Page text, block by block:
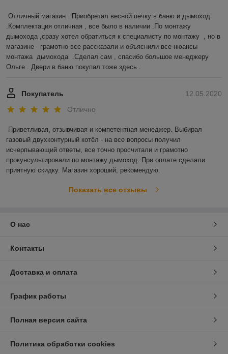
Отличный магазин . Приобретал весной печку в баню и дымоход
.Комплектация отличная , все было в наличии .По монтажу
дымохода ,сразу хотел обратиться к специалисту по монтажу  , но в
магазине   грамотно все рассказали и объяснили все нюансы
монтажа  дымохода  .Сделал сам , спасибо большое менеджеру
Ольге . Двери в баню покупал тоже здесь .
12.05.2020
Покупатель
Отлично
Приветливая, отзывчивая и компетентная менеджер. Выбирал
газовый двухконтурный котёл - на все вопросы получил
исчерпывающий ответы, все точно просчитали и грамотно
прокунсультировали по монтажу дымоход. При оплате сделали
приятную скидку. Магазин хороший, рекомендую.
Показать все отзывы
О нас
Контакты
Доставка и оплата
График работы
Полная версия сайта
Политика обработки cookies